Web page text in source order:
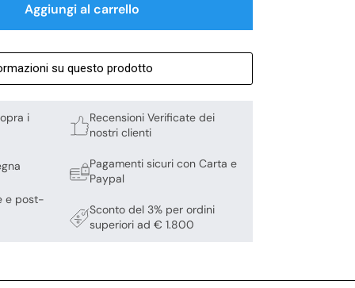
Aggiungi al carrello
su questo prodotto
i
e post-
Recensioni Verificate dei
nostri clienti
Pagamenti sicuri con Carta e
Paypal
Sconto del 3% per ordini
superiori ad € 1.800